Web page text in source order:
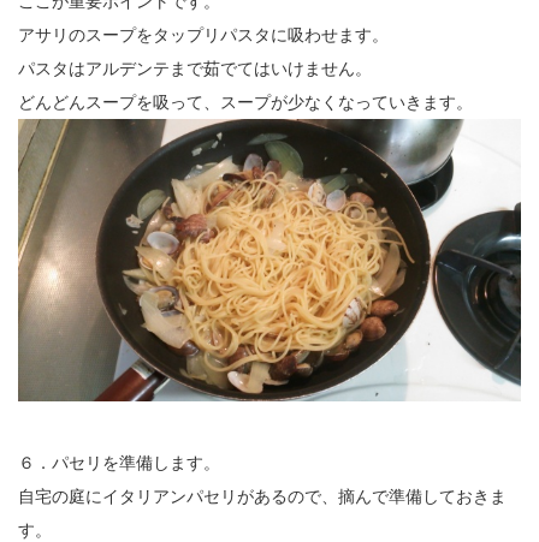
アサリのスープをタップリパスタに吸わせます。
パスタはアルデンテまで茹でてはいけません。
どんどんスープを吸って、スープが少なくなっていきます。
６．パセリを準備します。
自宅の庭にイタリアンパセリがあるので、摘んで準備しておきま
す。